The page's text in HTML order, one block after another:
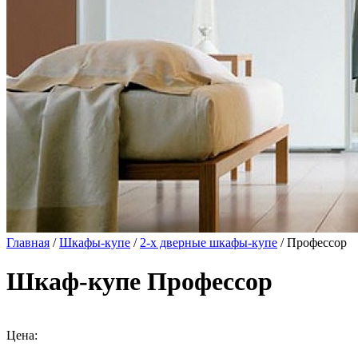
Главная /Шкафы-купе / 2-х дверные шкафы-купе / Профессор
Шкаф-купе Профессор
Цена: